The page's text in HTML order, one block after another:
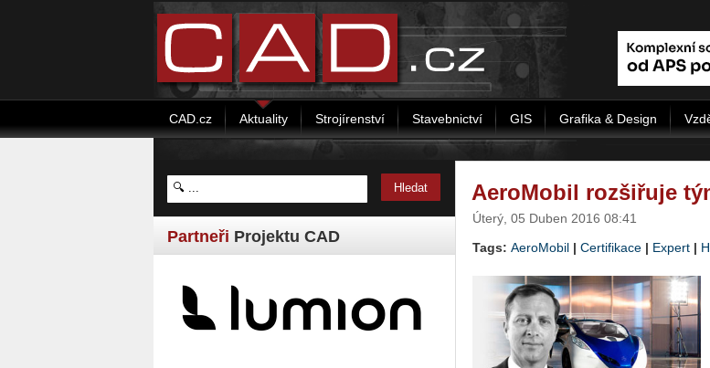
CAD.cz Aktuality Strojírenství Stavebnictví GIS Grafika & Design
Partneři Projektu CAD
AeroMobil rozšiřuje
Úterý, 05 Duben 2016 08:41
Tags: AeroMobil | Certifikace | Expert |